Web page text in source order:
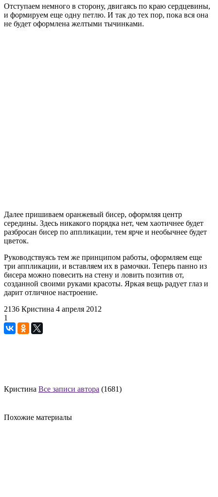
Отступаем немного в сторону, двигаясь по краю сердцевины,
и формируем еще одну петлю. И так до тех пор, пока вся она
не будет оформлена желтыми тычинками.
Далее пришиваем оранжевый бисер, оформляя центр
середины. Здесь никакого порядка нет, чем хаотичнее будет
разбросан бисер по аппликации, тем ярче и необычнее будет
цветок.
Руководствуясь тем же принципом работы, оформляем еще
три аппликации, и вставляем их в рамочки. Теперь панно из
бисера можно повесить на стену и ловить позитив от,
созданной своими руками красоты. Яркая вещь радует глаз и
дарит отличное настроение.
2136 Кристина 4 апреля 2012
1
Кристина Все записи автора (1681)
Похожие материалы